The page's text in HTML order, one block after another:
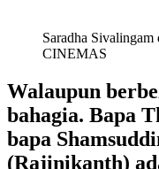
Saradha
CINEMAS
Walaupun
bahagia. Bapa
bapa
(Rajinikanth)